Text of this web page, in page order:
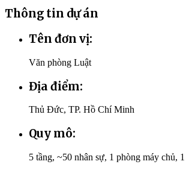
Thông tin dự án
Tên đơn vị:
Văn phòng Luật
Địa điểm:
Thủ Đức, TP. Hồ Chí Minh
Quy mô:
5 tầng, ~50 nhân sự, 1 phòng máy chủ,